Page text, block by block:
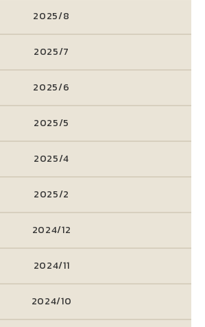
2025/8
2025/7
2025/6
2025/5
2025/4
2025/2
2024/12
2024/11
2024/10